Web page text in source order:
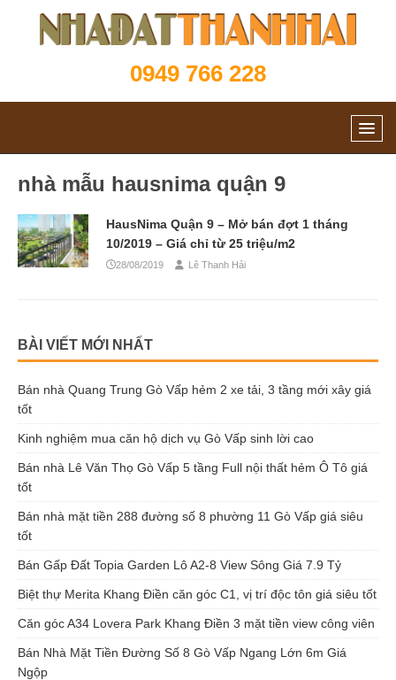
0949 766 228
nhà mẫu hausnima quận 9
HausNima Quận 9 – Mở bán đợt 1 tháng
10/2019 – Giá chỉ từ 25 triệu/m2
28/08/2019 Lê Thanh Hải
BÀI VIẾT MỚI NHẤT
Bán nhà Quang Trung Gò Vấp hẻm 2 xe tải, 3 tầng mới xây giá
tốt
Kinh nghiệm mua căn hộ dịch vụ Gò Vấp sinh lời cao
Bán nhà Lê Văn Thọ Gò Vấp 5 tầng Full nội thất hẻm Ô Tô giá
tốt
Bán nhà mặt tiền 288 đường số 8 phường 11 Gò Vấp giá siêu
tốt
Bán Gấp Đất Topia Garden Lô A2-8 View Sông Giá 7.9 Tỷ
Biệt thự Merita Khang Điền căn góc C1, vị trí độc tôn giá siêu tốt
Căn góc A34 Lovera Park Khang Điền 3 mặt tiền view công viên
Bán Nhà Mặt Tiền Đường Số 8 Gò Vấp Ngang Lớn 6m Giá
Ngộp